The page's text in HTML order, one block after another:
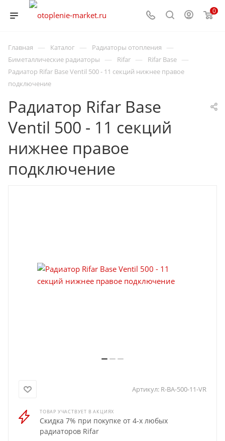
0
Главная — Каталог — Радиаторы отопления —
Биметаллические радиаторы — Rifar — Rifar Base —
Радиатор Rifar Base Ventil 500 - 11 секций нижнее правое
подключение
Радиатор Rifar Base
Ventil 500 - 11 секций
нижнее правое
подключение
Артикул: R-BA-500-11-VR
ТОВАР УЧАСТВУЕТ В АКЦИЯХ
Скидка 7% при покупке от 4-х любых
радиаторов Rifar